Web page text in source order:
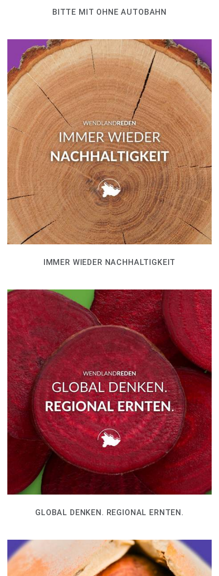
BITTE MIT OHNE AUTOBAHN
IMMER WIEDER NACHHALTIGKEIT
GLOBAL DENKEN. REGIONAL ERNTEN.